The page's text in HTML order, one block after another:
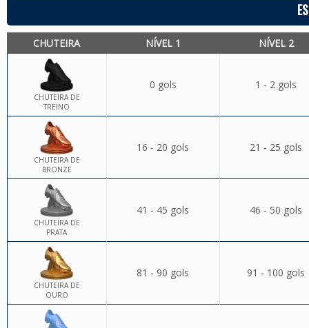
CHUTEIRA NÍVEL 1 NÍVEL 2
CHUTEIRA DE
TREINO
0 gols 1 - 2 gols
CHUTEIRA DE
BRONZE
16 - 20 gols 21 - 25 gols
CHUTEIRA DE
PRATA
41 - 45 gols 46 - 50 gols
CHUTEIRA DE
OURO
81 - 90 gols 91 - 100 gols